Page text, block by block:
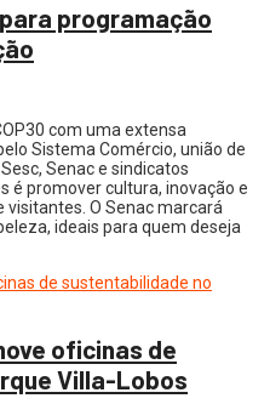
programação
com uma extensa
Sistema Comércio, união de
Senac e sindicatos
é promover cultura, inovação e
O Senac marcará
ideais para quem deseja
oficinas de
Villa-Lobos